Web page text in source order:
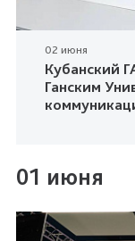
02 июня
Кубанский
Ганским
01 июня